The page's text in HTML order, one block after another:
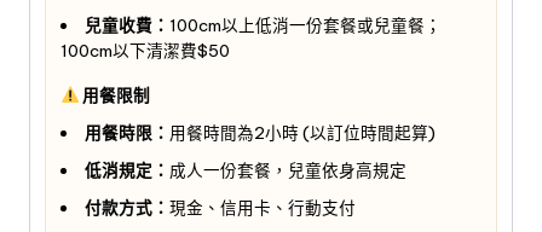
兒童收費： 100cm以上低消一份套餐或兒童餐；
100cm以下清潔費$50
用餐限制
用餐時限： 用餐時間為2小時 (以訂位時間起算)
低消規定： 成人一份套餐，兒童依身高規定
付款方式： 現金、信用卡、行動支付